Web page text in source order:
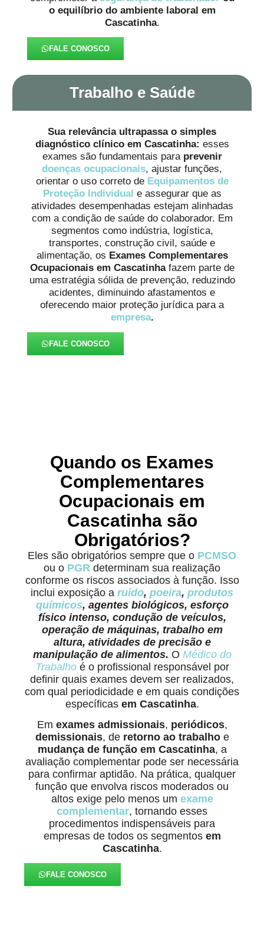
o equilíbrio do ambiente laboral em
Cascatinha.
FALE CONOSCO
Trabalho e Saúde
Sua relevância ultrapassa o simples
diagnóstico clínico em Cascatinha: esses
exames são fundamentais para prevenir
doenças ocupacionais, ajustar funções,
orientar o uso correto de Equipamentos de
Proteção Individual e assegurar que as
atividades desempenhadas estejam alinhadas
com a condição de saúde do colaborador. Em
segmentos como indústria, logística,
transportes, construção civil, saúde e
alimentação, os Exames Complementares
Ocupacionais em Cascatinhafazem parte de
uma estratégia sólida de prevenção, reduzindo
acidentes, diminuindo afastamentos e
oferecendo maior proteção jurídica para a
empresa.
FALE CONOSCO
Quando os Exames
Complementares
Ocupacionais em
Cascatinha são
Obrigatórios?
Eles são obrigatórios sempre que o PCMSO
ou o PGR determinam sua realização
conforme os riscos associados à função. Isso
inclui exposição a ruído, poeira, produtos
químicos, agentes biológicos, esforço
físico intenso, condução de veículos,
operação de máquinas, trabalho em
altura, atividades de precisão e
manipulação de alimentos. O Médico do
Trabalhoé o profissional responsável por
definir quais exames devem ser realizados,
com qual periodicidade e em quais condições
específicas em Cascatinha.
Em exames admissionais, periódicos,
demissionais, de retorno ao trabalhoe
mudança de função em Cascatinha, a
avaliação complementar pode ser necessária
para confirmar aptidão. Na prática, qualquer
função que envolva riscos moderados ou
altos exige pelo menos um exame
complementar, tornando esses
procedimentos indispensáveis para
empresas de todos os segmentos em
Cascatinha.
FALE CONOSCO